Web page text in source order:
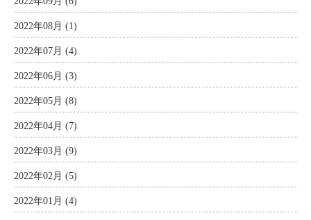
2022年08月 (1)
2022年07月 (4)
2022年06月 (3)
2022年05月 (8)
2022年04月 (7)
2022年03月 (9)
2022年02月 (5)
2022年01月 (4)